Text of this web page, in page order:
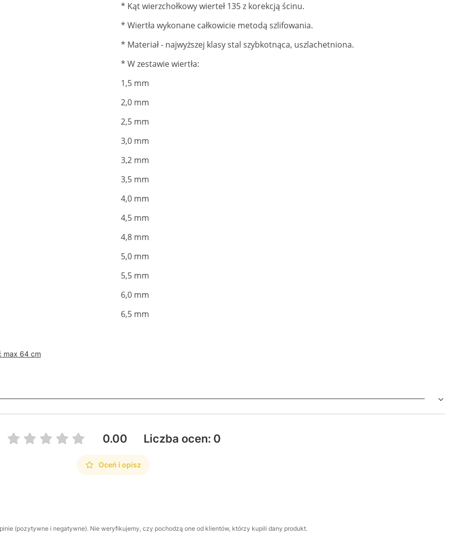
* Kąt wierzchołkowy wierteł 135 z korekcją ścinu.
* Wiertła wykonane całkowicie metodą szlifowania.
* Materiał - najwyższej klasy stal szybkotnąca, uszlachetniona.
* W zestawie wiertła:
1,5 mm
2,0 mm
2,5 mm
3,0 mm
3,2 mm
3,5 mm
4,0 mm
4,5 mm
4,8 mm
5,0 mm
5,5 mm
6,0 mm
6,5 mm
max 64 cm
0.00 Liczba ocen: 0
Oceń i opisz
(pozytywne i negatywne). Nie weryfikujemy, czy pochodzą one od klientów, którzy kupili dany produkt.